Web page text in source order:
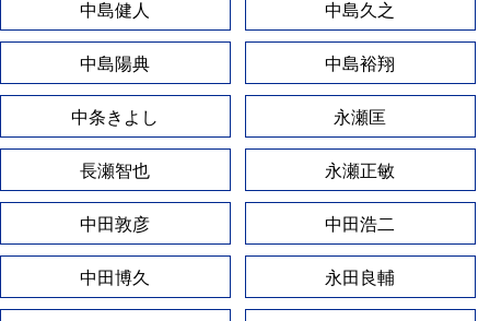
中島健人 中島久之
中島陽典 中島裕翔
中条きよし 永瀬匡
長瀬智也 永瀬正敏
中田敦彦 中田浩二
中田博久 永田良輔